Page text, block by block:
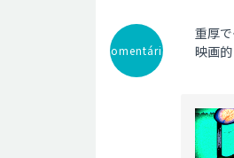
Comentário
重厚
映画